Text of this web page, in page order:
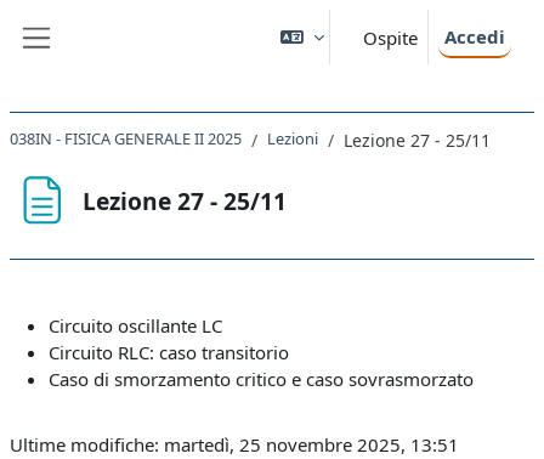
Ospite Accedi
038IN - FISICA GENERALE II 2025 Lezioni Lezione 27 - 25/11
Lezione 27 - 25/11
Circuito oscillante LC
Circuito RLC: caso transitorio
Caso di smorzamento critico e caso sovrasmorzato
Ultime modifiche: martedì, 25 novembre 2025, 13:51